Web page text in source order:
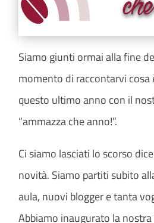
Siamo giunti ormai alla fine
momento di raccontarvi cosa
questo ultimo anno con il
“ammazza che anno!”.
Ci siamo lasciati lo scorso
novità. Siamo partiti subito
aula, nuovi blogger e tanta
Abbiamo inaugurato la nostra